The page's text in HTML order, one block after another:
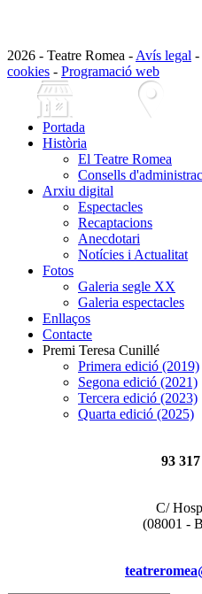
2026 - Teatre Romea - Avís legal -
cookies - Programació web
Portada
Història
El Teatre Romea
Consells
Arxiu digital
Espectacles
Recaptacions
Anecdotari
Notícies i Actualitat
Fotos
Galeria segle XX
Galeria espectacles
Enllaços
Contacte
Premi Teresa Cunillé
Primera edició (2019)
Segona edició (2021)
Tercera edició (2023)
Quarta edició (2025)
93
C/
(08001 -